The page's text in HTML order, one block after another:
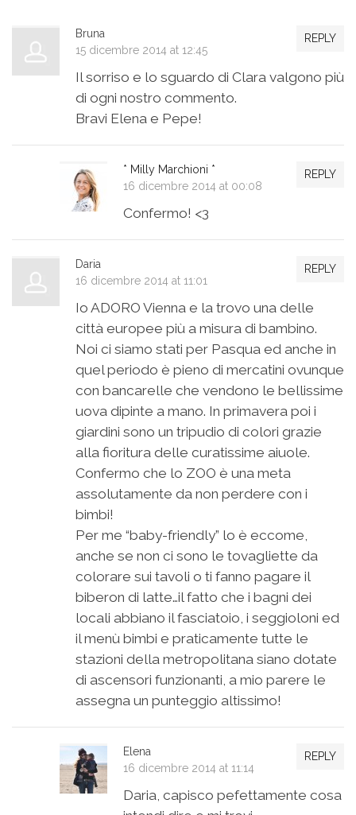
REPLY
Bruna
15 dicembre 2014 at 12:45
Il sorriso e lo sguardo di Clara valgono più
di ogni nostro commento.
Bravi Elena e Pepe!
REPLY
* Milly Marchioni *
16 dicembre 2014 at 00:08
Confermo! <3
REPLY
Daria
16 dicembre 2014 at 11:01
Io ADORO Vienna e la trovo una delle
città europee più a misura di bambino.
Noi ci siamo stati per Pasqua ed anche in
quel periodo è pieno di mercatini ovunque
con bancarelle che vendono le bellissime
uova dipinte a mano. In primavera poi i
giardini sono un tripudio di colori grazie
alla fioritura delle curatissime aiuole.
Confermo che lo ZOO è una meta
assolutamente da non perdere con i
bimbi!
Per me “baby-friendly” lo è eccome,
anche se non ci sono le tovagliette da
colorare sui tavoli o ti fanno pagare il
biberon di latte…il fatto che i bagni dei
locali abbiano il fasciatoio, i seggioloni ed
il menù bimbi e praticamente tutte le
stazioni della metropolitana siano dotate
di ascensori funzionanti, a mio parere le
assegna un punteggio altissimo!
REPLY
Elena
16 dicembre 2014 at 11:14
Daria, capisco pefettamente cosa